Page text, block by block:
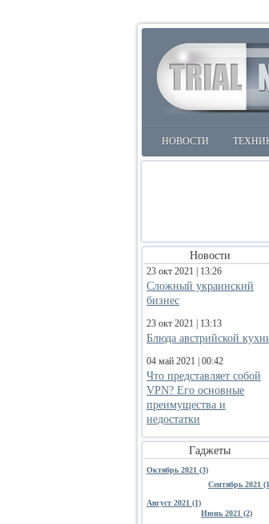
НОВОСТИ
Новости
23 окт 2021 | 13:26
Сложный украинский
бизнес
23 окт 2021 | 13:13
Блюда австрийской
04 май 2021 | 00:42
Что представляет собой
VPN? Его основные
преимущества и
недостатки
Гаджеты
Октябрь 2021 (3)
Сентябрь 2021
Август 2021 (1)
Июнь 2021 (2)